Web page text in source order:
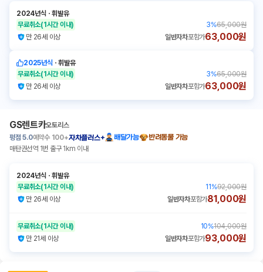
2024년식 ㆍ휘발유
무료취소(1시간 이내) 3%65,000원
만 26세 이상
일반자차포함가63,000원
2025년식 ㆍ휘발유
무료취소(1시간 이내) 3%65,000원
만 26세 이상
일반자차포함가63,000원
GS렌트카오토리스
평점 5.0예약수 100+자차플러스+ 배달가능
반려동물 가능
매탄권선역 1번 출구 1km 이내
2024년식 ㆍ휘발유
무료취소(1시간 이내) 11 %92,000원
만 26세 이상
일반자차포함가81,000원
무료취소(1시간 이내) 10%104,000원
만 21세 이상
일반자차포함가93,000원